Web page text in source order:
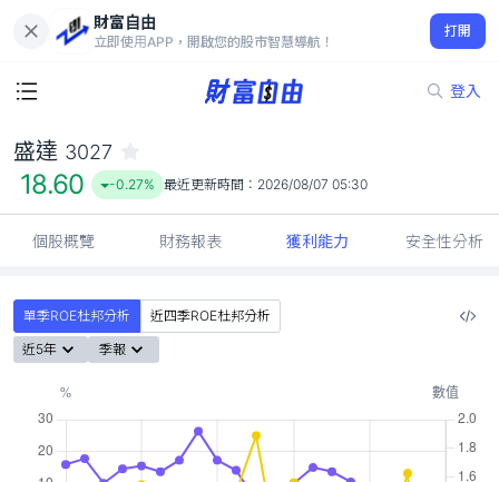
財富自由
立即使用APP，開啟您的股市智慧導航！
打開
登入
18.60
-0.27%
盛達 3027
18.60 -0.27% 最近更新時間： 2026/08/07 05:30
個股概覽 財務報表 獲利能力 安全性分析
單季ROE杜邦分析
近四季ROE杜邦分析
近5年
季報